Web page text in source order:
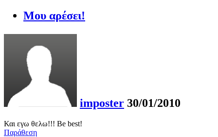
Μου αρέσει!
imposter 30/01/2010
Και εγω θελω!!! Be best!
Παράθεση